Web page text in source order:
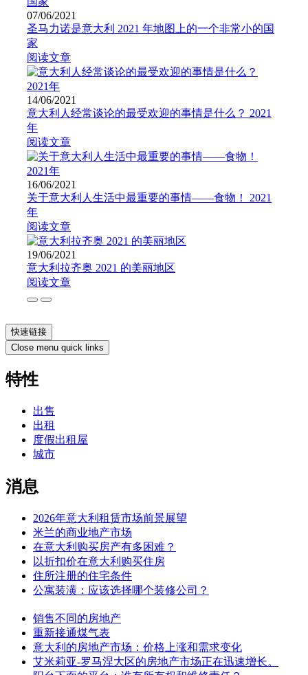
07/06/2021
圣马力诺是意大利 2021 年地图上的一个非常小的国
家
阅读文章
14/06/2021
意大利人经常谈论的最受欢迎的事情是什么？ 2021
年
阅读文章
16/06/2021
关于意大利人生活中最重要的事情——食物！ 2021
年
阅读文章
19/06/2021
意大利拉齐奥 2021 的美丽地区
阅读文章
快速链接
Close menu quick links
特性
出售
出租
度假出租屋
城市
消息
2026年意大利租赁市场前景展望
米兰的商业地产市场
在意大利购买房产有多困难？
以折扣价在意大利购买住房
住所注册的住宅条件
公寓装潢：应该选择哪个装修公司？
销售不同的房地产
重新接通煤气表
意大利的房地产市场：价格上涨和需求变化
艾米莉亚-罗马涅大区的房地产市场正在迅速增长。